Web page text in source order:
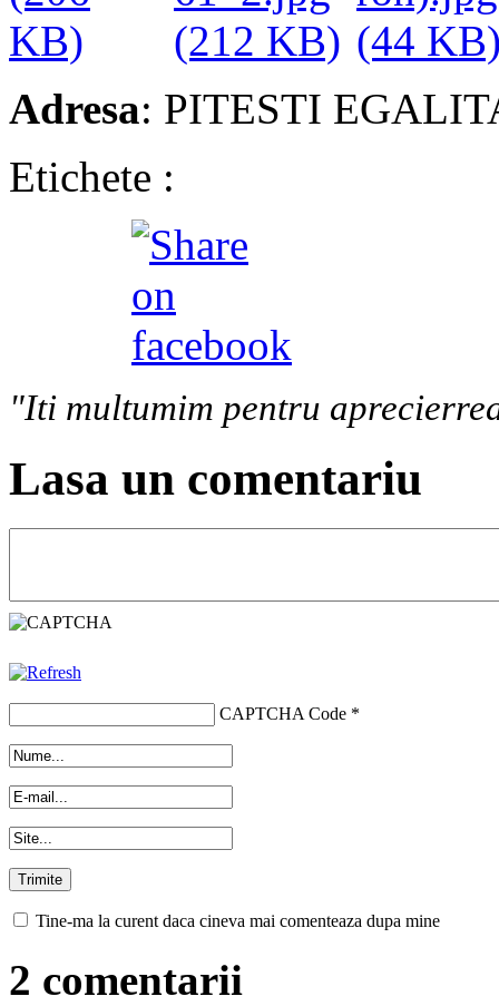
Adresa: PITESTI
Etichete :
"Iti multumim pentru
Lasa un comentariu
CAPTCHA Code *
Tine-ma la curent daca cineva mai comenteaza dupa mine
2 comentarii